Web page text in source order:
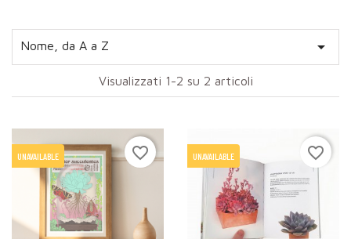
Nome, da A a Z 
Visualizzati 1-2 su 2 articoli
UNAVAILABLE favorite_border UNAVAILABLE favorite_border